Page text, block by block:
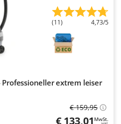
(11) 4,73/5
Professioneller extrem leiser
€ 159,95
€ 133,01 MwSt.